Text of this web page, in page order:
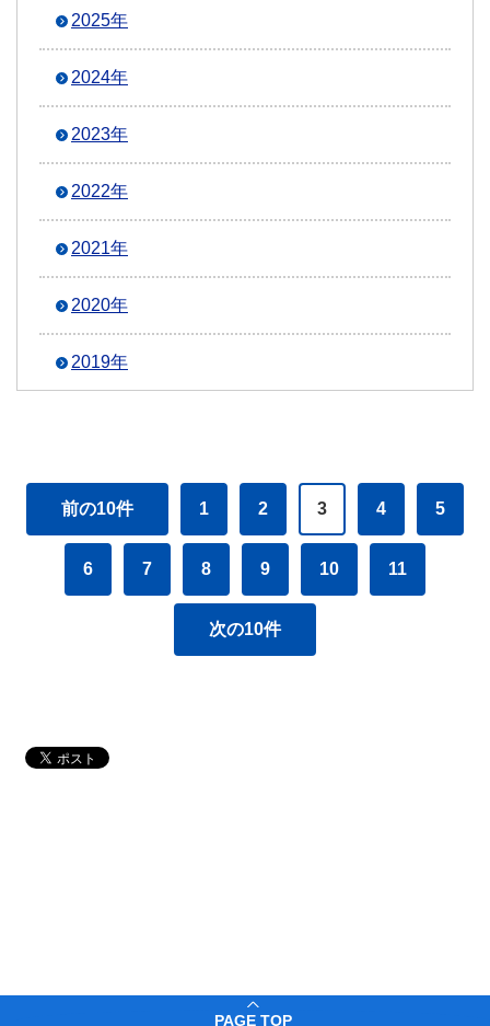
2025年
2024年
2023年
2022年
2021年
2020年
2019年
前の10件 1 2 3 4 5
6 7 8 9 10 11
次の10件
PAGE TOP